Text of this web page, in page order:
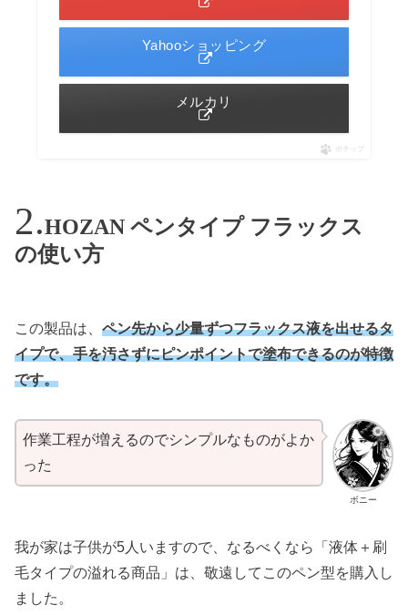
Yahooショッピング
メルカリ
ポチップ
HOZAN ペンタイプ フラックス
の使い方
この製品は、 ペン先から少量ずつフラックス液を出せるタ
イプで、手を汚さずにピンポイントで塗布できるのが特徴
です。
ボニー
作業工程が増えるのでシンプルなものがよか
った
我が家は子供が5人いますので、なるべくなら「液体＋刷
毛タイプの溢れる商品」は、敬遠してこのペン型を購入し
ました。